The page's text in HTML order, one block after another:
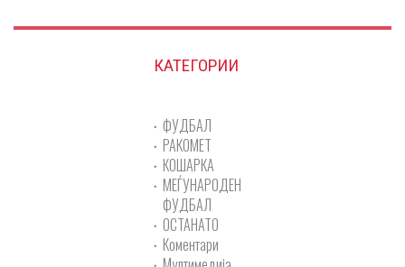
КАТЕГОРИИ
ФУДБАЛ
РАКОМЕТ
КОШАРКА
МЕЃУНАРОДЕН
ФУДБАЛ
ОСТАНАТО
Коментари